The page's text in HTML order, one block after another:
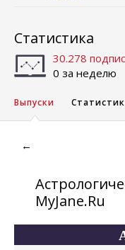
Статистика
30.278
0 за неделю
Выпуски
←
MyJane.Ru